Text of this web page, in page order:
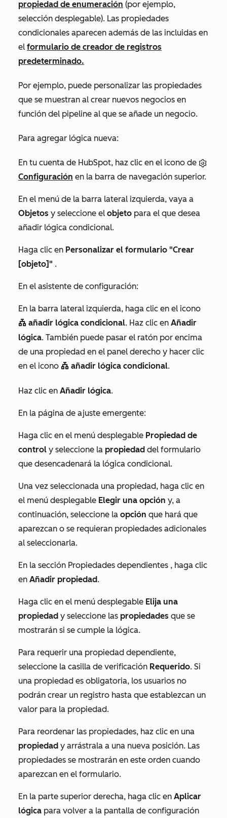
propiedad de enumeración (por ejemplo,
selección desplegable). Las propiedades
condicionales aparecen además de las incluidas en
el formulario de creador de registros
predeterminado.
Por ejemplo, puede personalizar las propiedades
que se muestran al crear nuevos negocios en
función del pipeline al que se añade un negocio.
Para agregar lógica nueva:
En tu cuenta de HubSpot, haz clic en el icono de
Configuración en la barra de navegación superior.
En el menú de la barra lateral izquierda, vaya a
Objetos y seleccione el objeto para el que desea
añadir lógica condicional.
Haga clic en Personalizar el formulario "Crear
[objeto]" .
En el asistente de configuración:
En la barra lateral izquierda, haga clic en el icono
conditional añadir lógica condicional. Haz clic en Añadir
lógica. También puede pasar el ratón por encima
de una propiedad en el panel derecho y hacer clic
en el icono conditional añadir lógica condicional.
Haz clic en Añadir lógica.
En la página de ajuste emergente:
Haga clic en el menú desplegable Propiedad de
control y seleccione la propiedad del formulario
que desencadenará la lógica condicional.
Una vez seleccionada una propiedad, haga clic en
el menú desplegable Elegir una opción y, a
continuación, seleccione la opción que hará que
aparezcan o se requieran propiedades adicionales
al seleccionarla.
En la sección Propiedades dependientes , haga clic
en Añadir propiedad.
Haga clic en el menú desplegable Elija una
propiedad y seleccione las propiedades que se
mostrarán si se cumple la lógica.
Para requerir una propiedad dependiente,
seleccione la casilla de verificación Requerido. Si
una propiedad es obligatoria, los usuarios no
podrán crear un registro hasta que establezcan un
valor para la propiedad.
Para reordenar las propiedades, haz clic en una
propiedad y arrástrala a una nueva posición. Las
propiedades se mostrarán en este orden cuando
aparezcan en el formulario.
En la parte superior derecha, haga clic en Aplicar
lógica para volver a la pantalla de configuración